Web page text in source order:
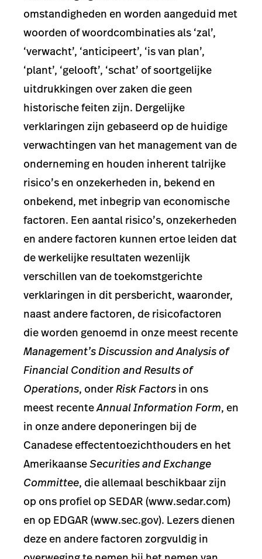
omstandigheden en worden aangeduid met
woorden of woordcombinaties als ‘zal’,
‘verwacht’, ‘anticipeert’, ‘is van plan’,
‘plant’, ‘gelooft’, ‘schat’ of soortgelijke
uitdrukkingen over zaken die geen
historische feiten zijn. Dergelijke
verklaringen zijn gebaseerd op de huidige
verwachtingen van het management van de
onderneming en houden inherent talrijke
risico’s en onzekerheden in, bekend en
onbekend, met inbegrip van economische
factoren. Een aantal risico’s, onzekerheden
en andere factoren kunnen ertoe leiden dat
de werkelijke resultaten wezenlijk
verschillen van de toekomstgerichte
verklaringen in dit persbericht, waaronder,
naast andere factoren, de risicofactoren
die worden genoemd in onze meest recente
Management’s Discussion and Analysis of
Financial Condition and Results of
Operations, onderRisk Factors in ons
meest recenteAnnual Information Form, en
in onze andere deponeringen bij de
Canadese effectentoezichthouders en het
AmerikaanseSecurities and Exchange
Committee, die allemaal beschikbaar zijn
op ons profiel op SEDAR (www.sedar.com)
en op EDGAR (www.sec.gov). Lezers dienen
deze en andere factoren zorgvuldig in